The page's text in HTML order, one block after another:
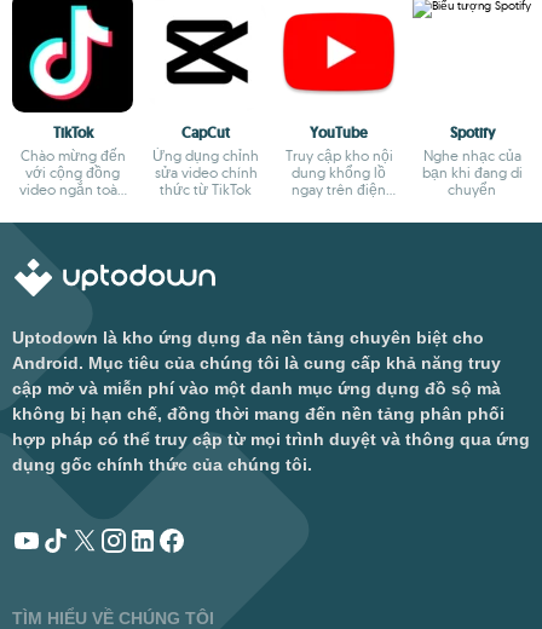
TikTok
Chào mừng đến
với cộng đồng
video ngắn toàn
CapCut
Ứng dụng chỉnh
sửa video chính
thức từ TikTok
YouTube
Truy cập kho nội
dung khổng lồ
ngay trên điện
Spotify
Nghe nhạc của
bạn khi đang di
chuyển
Uptodown là kho ứng dụng đa nền tảng chuyên biệt cho
Android. Mục tiêu của chúng tôi là cung cấp khả năng truy
cập mở và miễn phí vào một danh mục ứng dụng đồ sộ mà
không bị hạn chế, đồng thời mang đến nền tảng phân phối
hợp pháp có thể truy cập từ mọi trình duyệt và thông qua ứng
dụng gốc chính thức của chúng tôi.
TÌM HIỂU VỀ CHÚNG TÔI